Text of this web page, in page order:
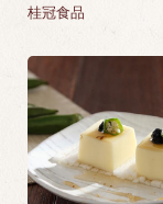
桂冠食品